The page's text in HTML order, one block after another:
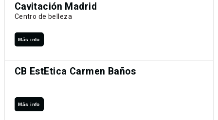
Cavitación Madrid
Centro de belleza
Más info
CB EstÉtica Carmen Baños
Más info